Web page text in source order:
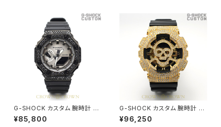
G-SHOCK カスタム 腕時計 カ
シオーク GA-2100SB-1A GA2
100-035
¥85,800
G-SHOCK カスタム 腕時計 G
A110 GB-1 GA110-086
¥96,250